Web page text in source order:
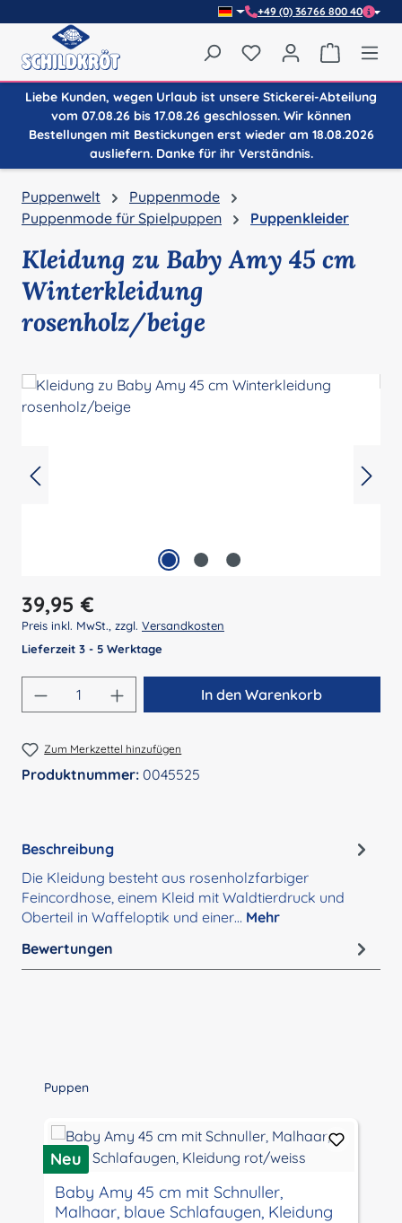
+49 (0) 36766 800 40
Du hast 0 Produkte
Liebe Kunden, wegen Urlaub ist unsere Stickerei-Abteilung
vom 07.08.26 bis 17.08.26 geschlossen. Wir können
Bestellungen mit Bestickungen erst wieder am 18.08.2026
ausliefern. Danke für ihr Verständnis.
Puppenwelt
Puppenmode
Puppenmode für Spielpuppen
Puppenkleider
Kleidung zu Baby Amy 45 cm
Winterkleidung
rosenholz/beige
Regulärer Preis:
39,95 €
Preis inkl. MwSt., zzgl. Versandkosten
Lieferzeit 3 - 5 Werktage
Produkt Anzahl: Gib den gewünschten
In den Warenkorb
Zum Merkzettel hinzufügen
Produktnummer: 0045525
Beschreibung
Die Kleidung besteht aus rosenholzfarbiger
Feincordhose, einem Kleid mit Waldtierdruck und
Oberteil in Waffeloptik und einer… Mehr
Bewertungen
Produktgalerie überspringen
Puppen
Neu
Baby Amy 45 cm mit Schnuller,
Malhaar, blaue Schlafaugen, Kleidung